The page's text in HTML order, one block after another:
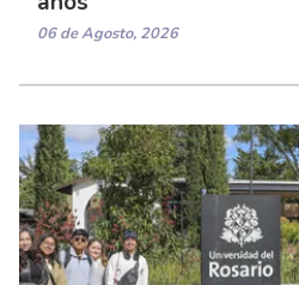
06 de Agosto, 2026